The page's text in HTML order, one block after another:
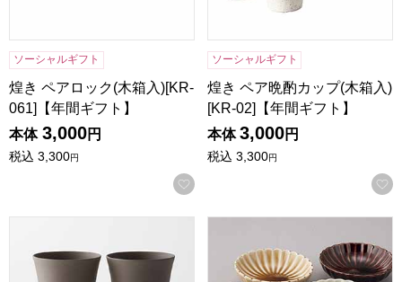
ソーシャルギフト
煌き ペアロック(木箱入)[KR-
061]【年間ギフト】
本体 3,000円
税込 3,300円
お気に入りに登録する
ソーシャルギフト
煌き ペア晩酌カップ(木箱入)
[KR-02]【年間ギフト】
本体 3,000円
税込 3,300円